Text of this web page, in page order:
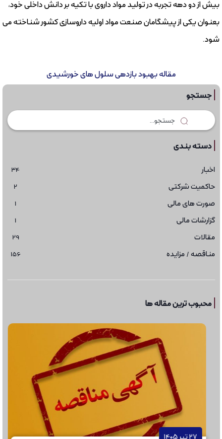
بیش از دو دهه تجربه در تولید مواد داروی با تکیه بر دانش داخلی خود،
بعنوان یکی از پیشگامان صنعت مواد اولیه داروسازی کشور شناخته می
شود.
مقاله بهبود بازدهی سلول های خورشیدی
جستجو
دسته بندی
اخبار 34
حاکمیت شرکتی 2
صورت های مالی 1
گزارشات مالی 1
مقالات 29
مناقصه / مزایده 156
محبوب ترین مقاله ها
27 تیر 1405